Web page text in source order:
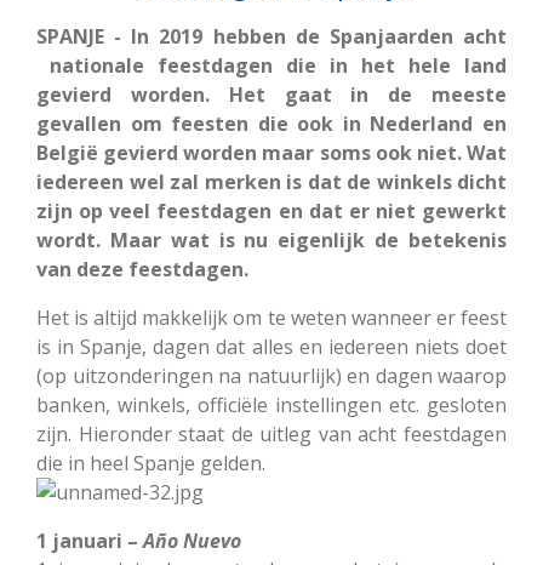
SPANJE - In 2019 hebben de Spanjaarden acht
nationale feestdagen die in het hele land
gevierd worden. Het gaat in de meeste
gevallen om feesten die ook in Nederland en
België gevierd worden maar soms ook niet. Wat
iedereen wel zal merken is dat de winkels dicht
zijn op veel feestdagen en dat er niet gewerkt
wordt. Maar wat is nu eigenlijk de betekenis
van deze feestdagen.
Het is altijd makkelijk om te weten wanneer er feest
is in Spanje, dagen dat alles en iedereen niets doet
(op uitzonderingen na natuurlijk) en dagen waarop
banken, winkels, officiële instellingen etc. gesloten
zijn. Hieronder staat de uitleg van acht feestdagen
die in heel Spanje gelden.
1 januari –Año Nuevo